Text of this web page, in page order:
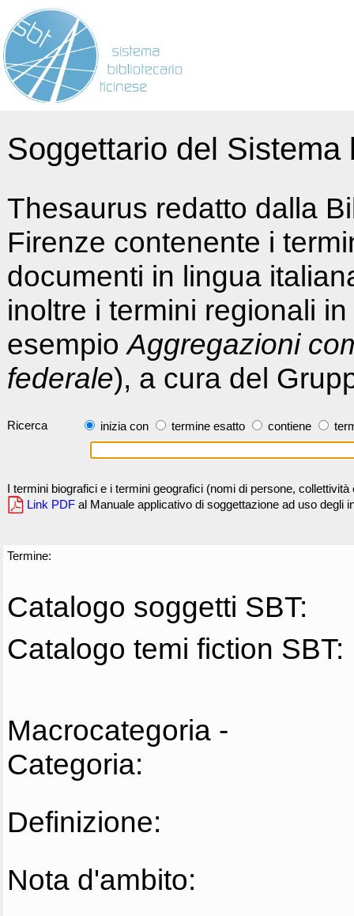
Soggettario del
Thesaurus redatto dalla
Firenze contenente i
documenti in lingua
inoltre i termini regionali
esempioAggregazioni
federale), a cura del
Ricerca inizia con termine esatto contiene
I termini biografici e i termini geografici (nomi di persone,
Link PDF al Manuale applicativo di soggettazione ad uso degli
Termine:
Catalogo soggetti SBT:
Catalogo temi fiction SBT:
Macrocategoria -
Categoria:
Definizione:
Nota d'ambito: